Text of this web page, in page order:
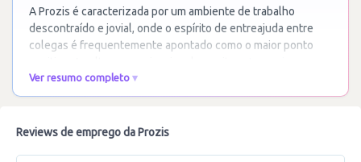
A Prozis é caracterizada por um ambiente de trabalho
descontraído e jovial, onde o espírito de entreajuda entre
colegas é frequentemente apontado como o maior ponto
Ver resumo completo
Reviews de emprego da Prozis